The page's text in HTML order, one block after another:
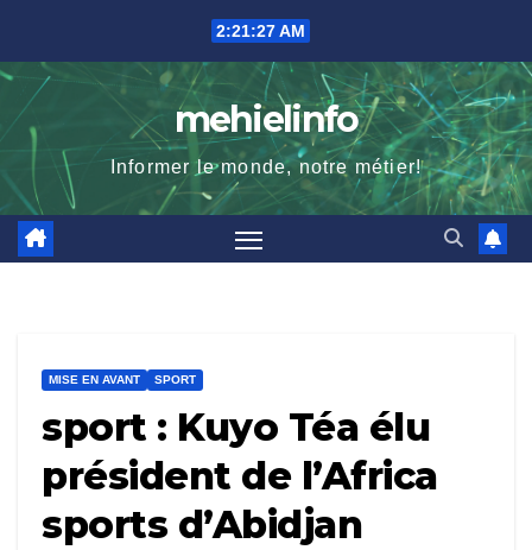
content
2:21:28 AM
mehielinfo
Informer le monde, notre métier!
MISE EN AVANT SPORT
sport : Kuyo Téa élu
président de l’Africa
sports d’Abidjan